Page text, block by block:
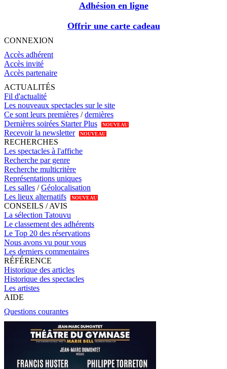
Adhésion en ligne
Offrir une carte cadeau
CONNEXION
Accès adhérent
Accès invité
Accès partenaire
ACTUALITÉS
Fil d'actualité
Les nouveaux spectacles sur le site
Ce sont leurs premières /dernières
Dernières soirées Starter Plus
NOUVEAU
Recevoir la newsletter NOUVEAU
RECHERCHES
Les spectacles à l'affiche
Recherche par genre
Recherche multicritère
Représentations uniques
Les salles /Géolocalisation
Les lieux alternatifs
NOUVEAU
CONSEILS / AVIS
La sélection Tatouvu
Le classement des adhérents
Le Top 20 des réservations
Nous avons vu pour vous
Les derniers commentaires
RÉFÉRENCE
Historique des articles
Historique des spectacles
Les artistes
AIDE
Questions courantes